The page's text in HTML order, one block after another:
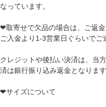
なっています。
❤取寄せで欠品の場合は、ご返
ご入金より1-3営業日ぐらいでご
クレジットや後払い決済は、当
済は銀行振り込み返金となります
❤サイズについて